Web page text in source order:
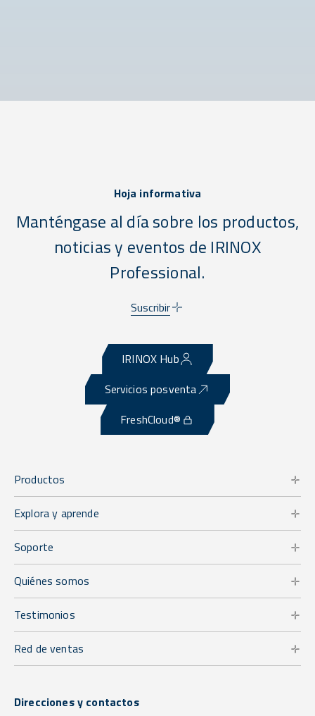
Hoja informativa
Manténgase al día sobre los productos,
noticias y eventos de IRINOX
Professional.
Suscribir
IRINOX Hub
Servicios posventa
FreshCloud®
Productos
Explora y aprende
Soporte
Quiénes somos
Testimonios
Red de ventas
Direcciones y contactos